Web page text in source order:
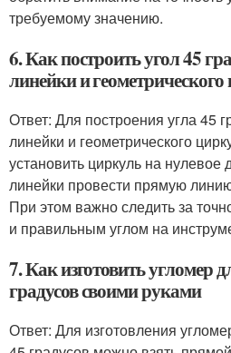
требуемому значению.
6. Как построить угол 45
линейки и
Ответ: Для построения угла 45
линейки и геометрического
установить циркуль на
линейки провести прямую
При этом важно следить за
и правильным углом на
7. Как изготовить угломер
градусов своими руками
Ответ: Для изготовления